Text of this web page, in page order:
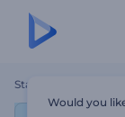
Startseite
Would you